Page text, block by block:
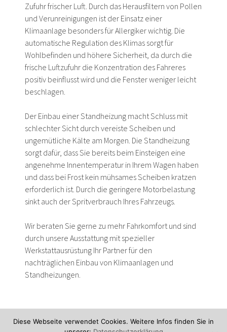
Zufuhr frischer Luft. Durch das Herausfiltern von Pollen
und Verunreinigungen ist der Einsatz einer
Klimaanlage besonders für Allergiker wichtig. Die
automatische Regulation des Klimas sorgt für
Wohlbefinden und höhere Sicherheit, da durch die
frische Luftzufuhr die Konzentration des Fahreres
positiv beinflusst wird und die Fenster weniger leicht
beschlagen.
Der Einbau einer Standheizung macht Schluss mit
schlechter Sicht durch vereiste Scheiben und
ungemütliche Kälte am Morgen. Die Standheizung
sorgt dafür, dass Sie bereits beim Einsteigen eine
angenehme Innentemperatur in Ihrem Wagen haben
und dass bei Frost kein mühsames Scheiben kratzen
erforderlich ist. Durch die geringere Motorbelastung
sinkt auch der Spritverbrauch Ihres Fahrzeugs.
Wir beraten Sie gerne zu mehr Fahrkomfort und sind
durch unsere Ausstattung mit spezieller
Werkstattausrüstung Ihr Partner für den
nachträglichen Einbau von Klimaanlagen und
Standheizungen.
Diese Webseite verwendet Cookies. Weitere Infos finden Sie in